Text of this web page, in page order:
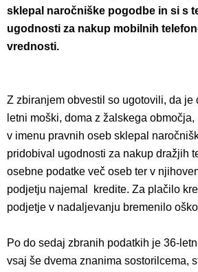
sklepal naročniške pogodbe in si s
ugodnosti za nakup mobilnih
vrednosti.
Z zbiranjem obvestil so ugotovili, da je
letni moški, doma z žalskega
v imenu pravnih oseb sklepal
pridobival ugodnosti za nakup dražjih
osebne podatke več oseb ter v
podjetju najemal kredite. Za plačilo
podjetje v nadaljevanju bremenilo
Po do sedaj zbranih podatkih je 36-
vsaj še dvema znanima sostorilcema,